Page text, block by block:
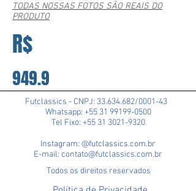
TODAS NOSSAS FOTOS SÃO REAIS DO
PRODUTO
R$
949.9
Futclassics - CNPJ: 33.634.682/0001-43
Whatsapp: +55 31 99199-0500
Tel Fixo: +55 31 3021-9320
Instagram: @futclassics.com.br
E-mail: contato@futclassics.com.br
Todos os direitos reservados